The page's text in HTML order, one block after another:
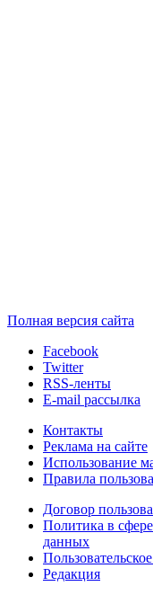
Полная версия сайта
Facebook
Twitter
RSS-ленты
E-mail рассылка
Контакты
Реклама на сайте
Использование
Правила
Договор
Политика в
данных
Редакция